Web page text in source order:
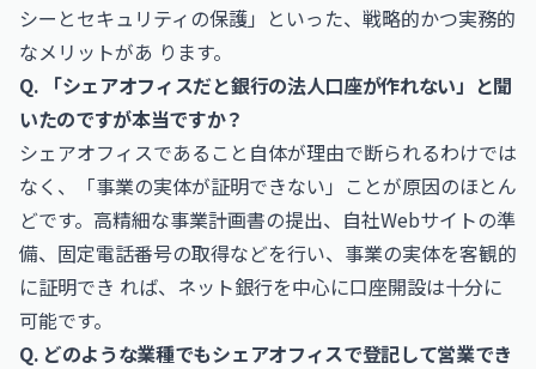
シーとセキュリティの保護」といった、戦略的かつ実務的
なメリットがあ ります。
Q. 「シェアオフィスだと銀行の法人口座が作れない」と聞
いたのですが本当ですか？
シェアオフィスであること自体が理由で断られるわけでは
なく、「事業の実体が証明できない」ことが原因のほとん
どです。高精細な事業計画書の提出、自社Webサイトの準
備、固定電話番号の取得などを行い、事業の実体を客観的
に証明でき れば、ネット銀行を中心に口座開設は十分に
可能です。
Q. どのような業種でもシェアオフィスで登記して営業でき